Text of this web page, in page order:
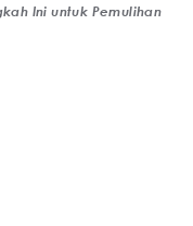
Ini untuk Pemulihan